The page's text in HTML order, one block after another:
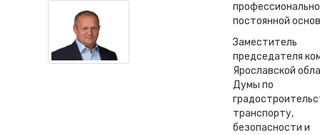
постоянной
Заместитель
председателя
Ярославской
Думы по
транспорту,
безопасности и